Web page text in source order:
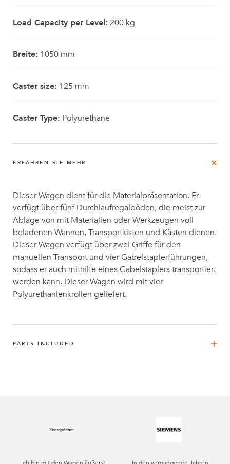
Load Capacity per Level: 200 kg
Breite: 1050 mm
Caster size: 125 mm
Caster Type: Polyurethane
ERFAHREN SIE MEHR
Dieser Wagen dient für die Materialpräsentation. Er
verfügt über fünf Durchlaufregalböden, die meist zur
Ablage von mit Materialien oder Werkzeugen voll
beladenen Wannen, Transportkisten und Kästen dienen.
Dieser Wagen verfügt über zwei Griffe für den
manuellen Transport und vier Gabelstaplerführungen,
sodass er auch mithilfe eines Gabelstaplers transportiert
werden kann. Dieser Wagen wird mit vier
Polyurethanlenkrollen geliefert.
PARTS INCLUDED